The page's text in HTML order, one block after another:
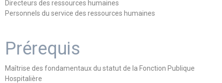
Directeurs des ressources humaines
Personnels du service des ressources humaines
Prérequis
Maîtrise des fondamentaux du statut de la Fonction Publique
Hospitalière